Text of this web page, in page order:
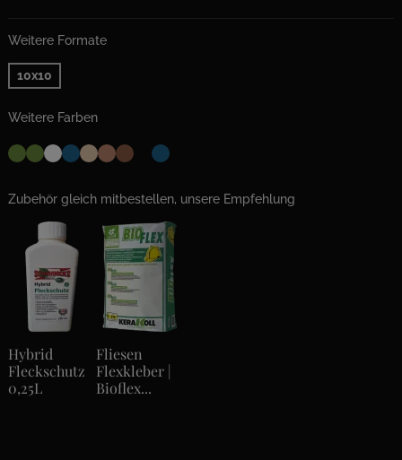
Weitere Formate
10x10
Weitere Farben
Zubehör gleich mitbestellen, unsere Empfehlung
Hybrid
Fleckschutz
0,25L
Fliesen
Flexkleber |
Bioflex...